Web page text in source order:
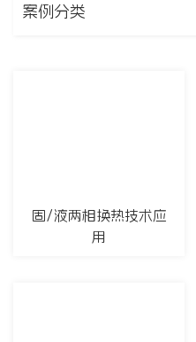
案例分类
固/液两相换热技术应
用